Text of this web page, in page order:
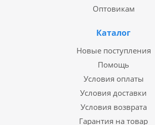
Оптовикам
Каталог
Новые поступления
Помощь
Условия оплаты
Условия доставки
Условия возврата
Гарантия на товар